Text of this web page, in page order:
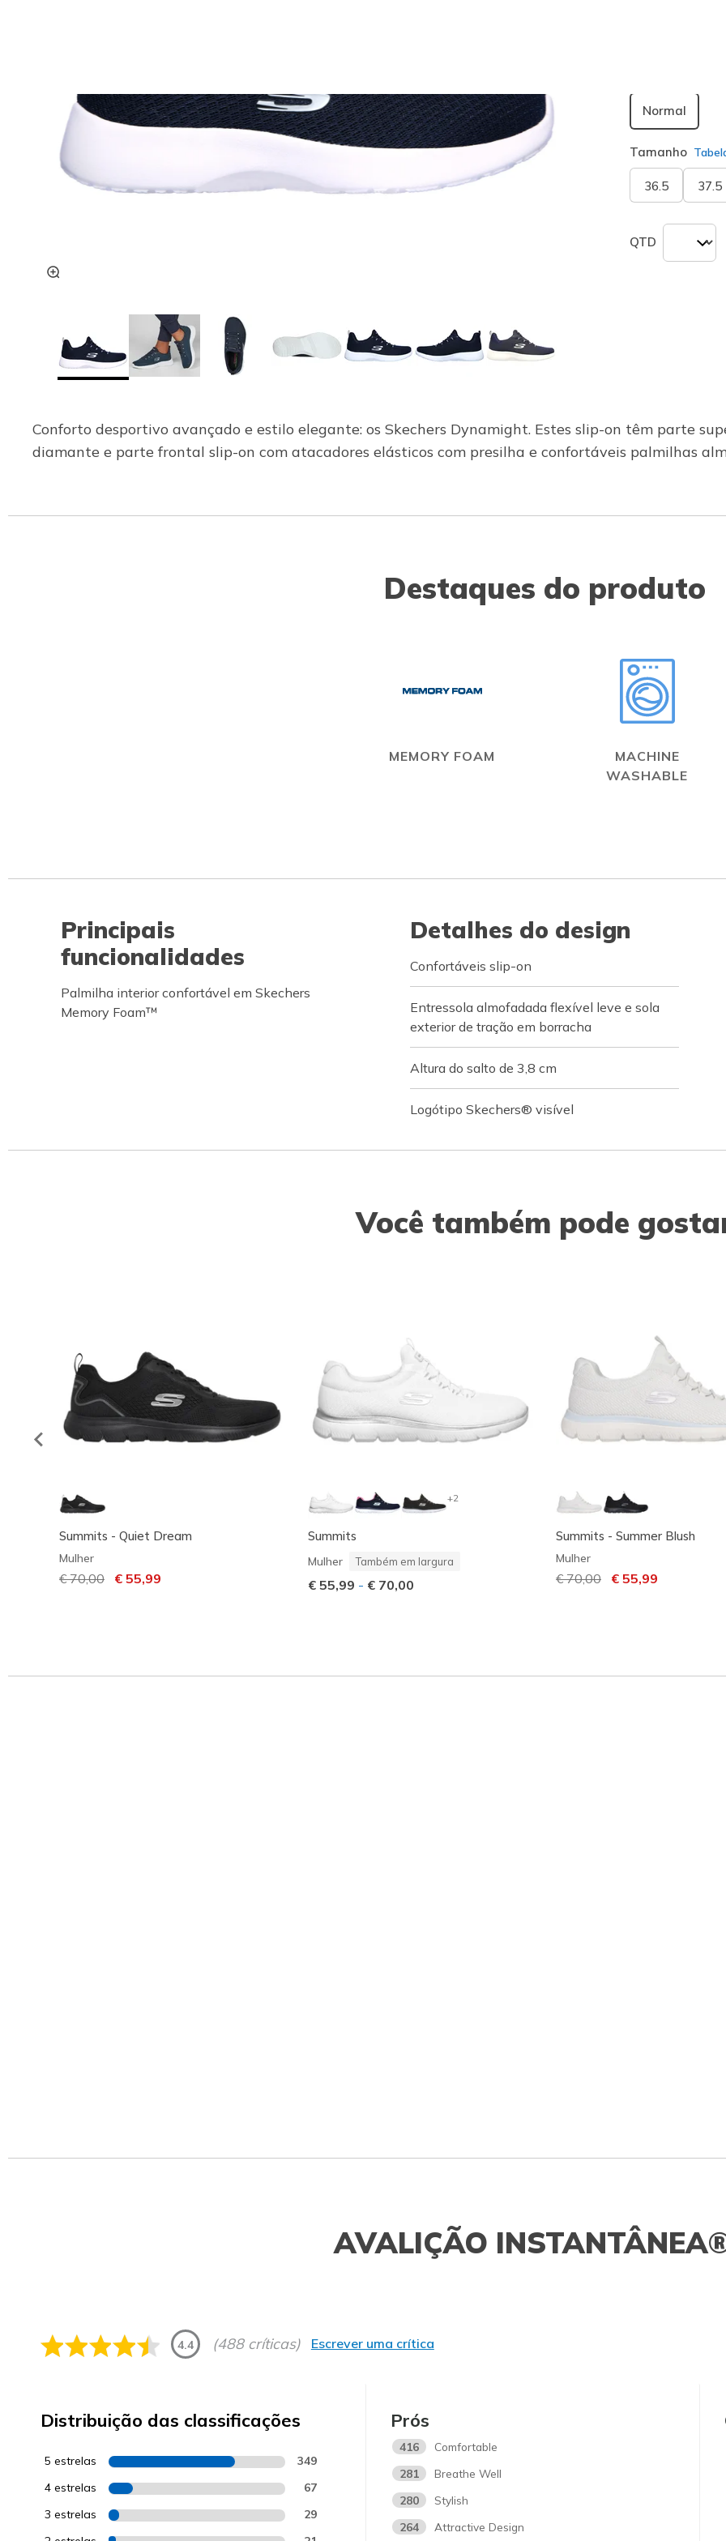
Normal
Tamanho
36.5 37.5
QTD
Conforto desportivo avançado e estilo elegante: os Skechers Dynamight. Estes slip-on têm parte
diamante e parte frontal slip-on com atacadores elásticos com presilha e confortáveis palmilhas
Destaques do produto
MEMORY FOAM
MACHINE
WASHABLE
Principais
funcionalidades
Palmilha interior confortável em Skechers
Memory Foam™
Detalhes do design
Confortáveis slip-on
Entressola almofadada flexível leve e sola
exterior de tração em borracha
Altura do salto de 3,8 cm
Logótipo Skechers® visível
Você também pode
Summits - Quiet Dream
Mulher
Preço com desconto de
€ 70,00 para
€ 55,99
+2
Summits
Mulher Também em largura
€ 55,99 - € 70,00
Summits - Summer Blush
Mulher
Preço com desconto de
€ 70,00 para
€ 55,99
AVALIÇÃO
4.4 (488 críticas) Escrever uma crítica
Distribuição das classificações
5 estrelas 349
4 estrelas 67
3 estrelas 29
Prós
416
Comfortable
281
Breathe Well
280
Stylish
264
Attractive Design